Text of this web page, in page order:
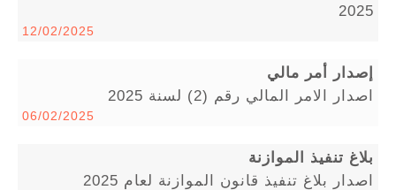
2025
12/02/2025
إصدار أمر مالي
اصدار الامر المالي رقم (2) لسنة 2025
06/02/2025
بلاغ تنفيذ الموازنة
اصدار بلاغ تنفيذ قانون الموازنة لعام 2025